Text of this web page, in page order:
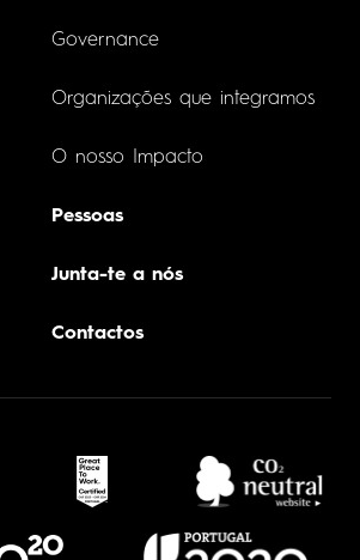
Governance
Organizações que integramos
O nosso Impacto
Pessoas
Junta-te a nós
Contactos